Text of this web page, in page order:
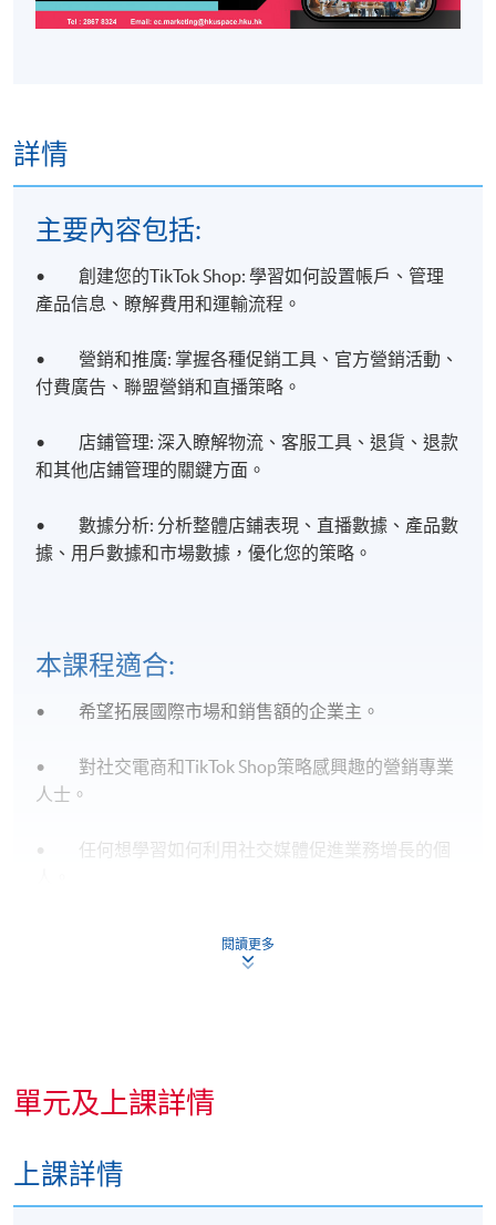
詳情
主要內容包括:
• 創建您的TikTok Shop: 學習如何設置帳戶、管理
產品信息、瞭解費用和運輸流程。
• 營銷和推廣: 掌握各種促銷工具、官方營銷活動、
付費廣告、聯盟營銷和直播策略。
• 店鋪管理: 深入瞭解物流、客服工具、退貨、退款
和其他店鋪管理的關鍵方面。
• 數據分析: 分析整體店鋪表現、直播數據、產品數
據、用戶數據和市場數據，優化您的策略。
本課程適合:
• 希望拓展國際市場和銷售額的企業主。
• 對社交電商和TikTok Shop策略感興趣的營銷專業
人士。
• 任何想學習如何利用社交媒體促進業務增長的個
立即報名，釋放社交電商和Tik Tok Shop的潛力，助力
閱讀更多
單元及上課詳情
上課詳情